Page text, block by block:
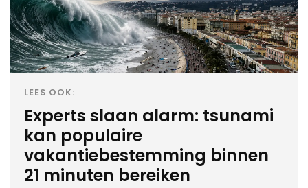
LEES OOK:
Experts slaan alarm: tsunami
kan populaire
vakantiebestemming binnen
21 minuten bereiken